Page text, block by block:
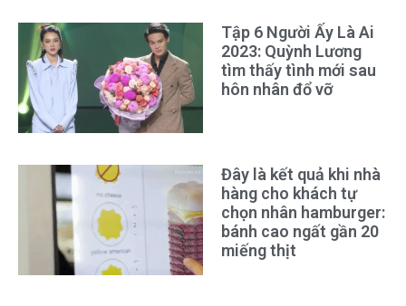
Tập 6 Người Ấy Là Ai
2023: Quỳnh Lương
tìm thấy tình mới sau
hôn nhân đổ vỡ
Đây là kết quả khi nhà
hàng cho khách tự
chọn nhân hamburger:
bánh cao ngất gần 20
miếng thịt